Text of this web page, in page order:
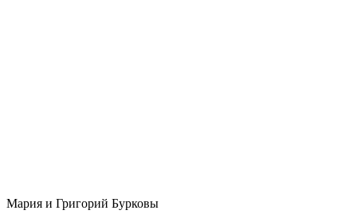
Мария и Григорий Бурковы